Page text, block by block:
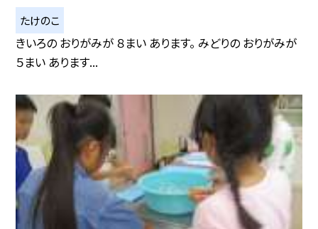
たけのこ
きいろの おりがみが ８まい あります。 みどりの おりがみが
５まい あります...